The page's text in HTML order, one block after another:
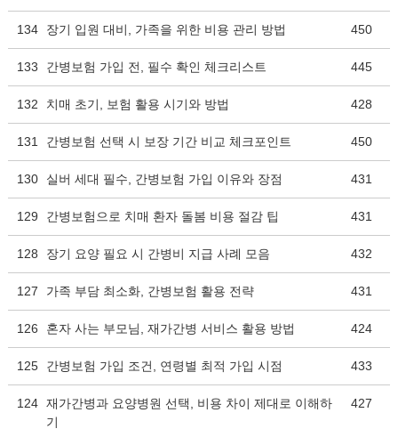
134 장기 입원 대비, 가족을 위한 비용 관리 방법 450
133 간병보험 가입 전, 필수 확인 체크리스트 445
132 치매 초기, 보험 활용 시기와 방법 428
131 간병보험 선택 시 보장 기간 비교 체크포인트 450
130 실버 세대 필수, 간병보험 가입 이유와 장점 431
129 간병보험으로 치매 환자 돌봄 비용 절감 팁 431
128 장기 요양 필요 시 간병비 지급 사례 모음 432
127 가족 부담 최소화, 간병보험 활용 전략 431
126 혼자 사는 부모님, 재가간병 서비스 활용 방법 424
125 간병보험 가입 조건, 연령별 최적 가입 시점 433
124 재가간병과 요양병원 선택, 비용 차이 제대로 이해하
기
427